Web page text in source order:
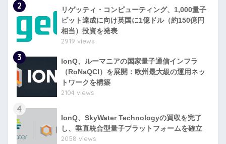
2
リゲッティ・コンピューティング、1,000量子
ビット達成に向け英国に1億ドル（約150億円
相当）投資を発表
2919 views
3
IonQ、ルーマニアの国家量子通信インフラ
（RoNaQCI）を展開：欧州最大級の運用ネッ
トワークを構築
2104 views
4
IonQ、SkyWater Technologyの買収を完了
し、垂直統合型量子プラットフォームを確立
2058 views